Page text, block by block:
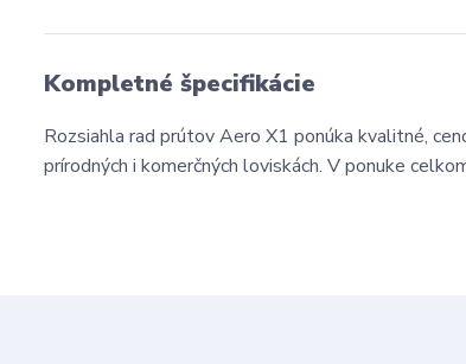
Kompletné špecifikácie
Rozsiahla rad prútov Aero X1 ponúka kvalitné,
prírodných i komerčných loviskách. V ponuke